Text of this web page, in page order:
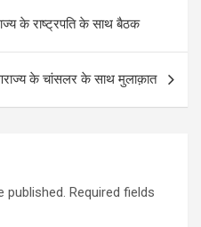
के राष्ट्रपति के साथ बैठक
के चांसलर के साथ मुलाक़ात
published. Required fields